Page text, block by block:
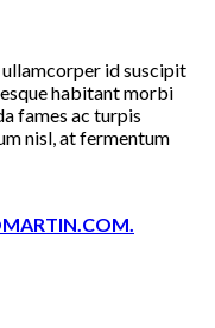
id suscipit
habitant morbi
fames ac turpis
nisl, at fermentum